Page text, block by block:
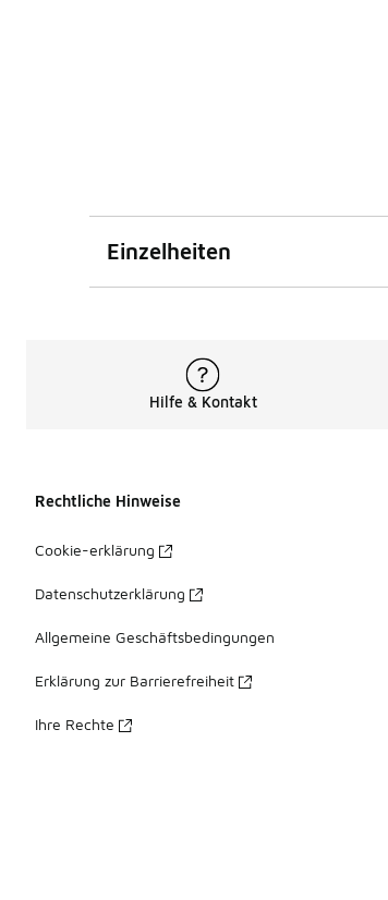
Einzelheiten
Hilfe & Kontakt
Rechtliche Hinweise
Cookie-erklärung
Datenschutzerklärung
Allgemeine Geschäftsbedingungen
Erklärung zur Barrierefreiheit
Ihre Rechte